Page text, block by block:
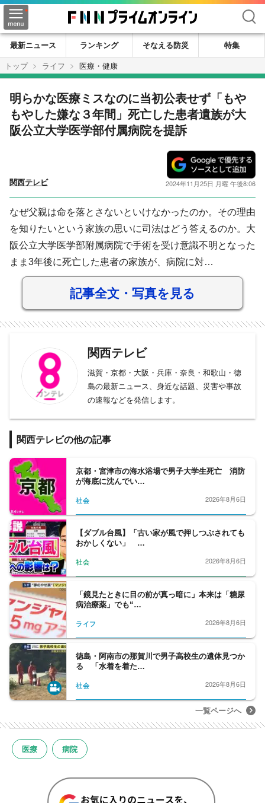
検索
最新ニュース ランキング そなえる防災
特集
トップ
ライフ 医療・健康
明らかな医療ミスなのに当初公表せず「もや
もやした嫌な３年間」死亡した患者遺族が大
阪公立大学医学部付属病院を提訴
関西テレビ 2024年11月25日 月曜 午後8:06
なぜ父親は命を落とさないといけなかったのか。その理由
を知りたいという家族の思いに司法はどう答えるのか。大
阪公立大学医学部附属病院で手術を受け意識不明となった
まま3年後に死亡した患者の家族が、病院に対…
記事全文・写真を見る
関西テレビ
滋賀・京都・大阪・兵庫・奈良・和歌山・徳
島の最新ニュース、身近な話題、災害や事故
の速報などを発信します。
関西テレビの他の記事
京都・宮津市の海水浴場で男子大学生死亡 消防
が海底に沈んでい…
社会 2026年8月6日
【ダブル台風】「古い家が風で押しつぶされても
おかしくない」 …
社会 2026年8月6日
「鏡見たときに目の前が真っ暗に」本来は「糖尿
病治療薬」でも“…
ライフ 2026年8月6日
徳島・阿南市の那賀川で男子高校生の遺体見つか
る 「水着を着た…
社会 2026年8月6日
一覧ページへ
医療 病院